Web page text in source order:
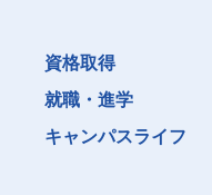
資格取得
就職・進学
キャンパスライフ